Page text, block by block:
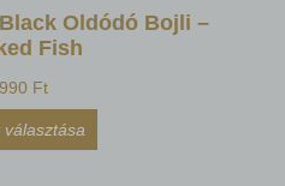
Oldódó Bojli –
Fish
Ft
választása